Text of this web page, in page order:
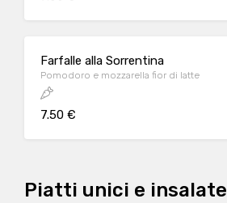
Farfalle alla Sorrentina
Pomodoro e mozzarella fior di latte
7.50 €
Piatti unici e insalate